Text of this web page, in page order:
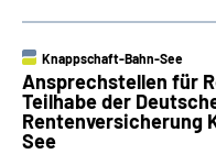
Knappschaft-Bahn-See
Ansprechstellen für
Teilhabe der
Rentenversicherung
See